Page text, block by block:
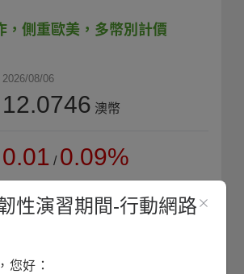
，側重歐美，多幣別計價
2026/08/06
12.0746 澳幣
0.01 / 0.09%
12.2746
性演習期間-行動網路
您好：